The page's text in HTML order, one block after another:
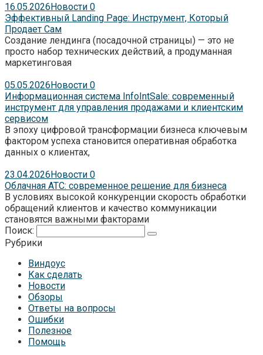
16.05.2026Новости 0
Эффективный Landing Page: Инструмент, Который
Продает Сам
Создание лендинга (посадочной страницы) — это не
просто набор технических действий, а продуманная
маркетинговая
05.05.2026Новости 0
Информационная система InfoIntSale: современный
инструмент для управления продажами и клиентским
сервисом
В эпоху цифровой трансформации бизнеса ключевым
фактором успеха становится оперативная обработка
данных о клиентах,
23.04.2026Новости 0
Облачная АТС: современное решение для бизнеса
В условиях высокой конкуренции скорость обработки
обращений клиентов и качество коммуникации
становятся важными факторами
Поиск:
Рубрики
Виндоус
Как сделать
Новости
Обзоры
Ответы на вопросы
Ошибки
Полезное
Помощь